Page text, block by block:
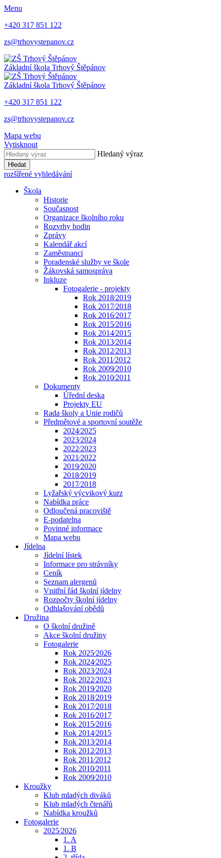
Menu
+420 317 851 122
zs@trhovystepanov.cz
Základní škola Trhový Štěpánov
Základní škola Trhový Štěpánov
+420 317 851 122
zs@trhovystepanov.cz
Mapa webu
Vytisknout
Hledaný výraz
Hledat
rozšířené vyhledávání
Škola
Historie
Současnost
Organizace školního roku
Rozvrhy hodin
Zprávy
Kalendář akcí
Zaměstnanci
Poradenské služby ve škole
Žákovská samospráva
Inkluze
Fotogalerie - projekty
Rok 2018⁄2019
Rok 2017⁄2018
Rok 2016⁄2017
Rok 2015⁄2016
Rok 2014⁄2015
Rok 2013⁄2014
Rok 2012⁄2013
Rok 2011⁄2012
Rok 2009⁄2010
Rok 2010⁄2011
Dokumenty
Úřední deska
Projekty EU
Rada školy a Unie rodičů
Předmětové a sportovní soutěže
2024⁄2025
2023⁄2024
2022⁄2023
2021⁄2022
2019⁄2020
2018⁄2019
2017⁄2018
Lyžařský výcvikový kurz
Nabídka práce
Odloučená pracoviště
E-podatelna
Povinné informace
Mapa webu
Jídelna
Jídelní lístek
Informace pro strávníky
Ceník
Seznam alergenů
Vnitřní řád školní jídelny
Rozpočty školní jídelny
Odhlašování obědů
Družina
O školní družině
Akce školní družiny
Fotogalerie
Rok 2025⁄2026
Rok 2024⁄2025
Rok 2023⁄2024
Rok 2022⁄2023
Rok 2019⁄2020
Rok 2018⁄2019
Rok 2017⁄2018
Rok 2016⁄2017
Rok 2015⁄2016
Rok 2014⁄2015
Rok 2013⁄2014
Rok 2012⁄2013
Rok 2011⁄2012
Rok 2010⁄2011
Rok 2009⁄2010
Kroužky
Klub mladých diváků
Klub mladých čtenářů
Nabídka kroužků
Fotogalerie
2025⁄2026
1. A
1. B